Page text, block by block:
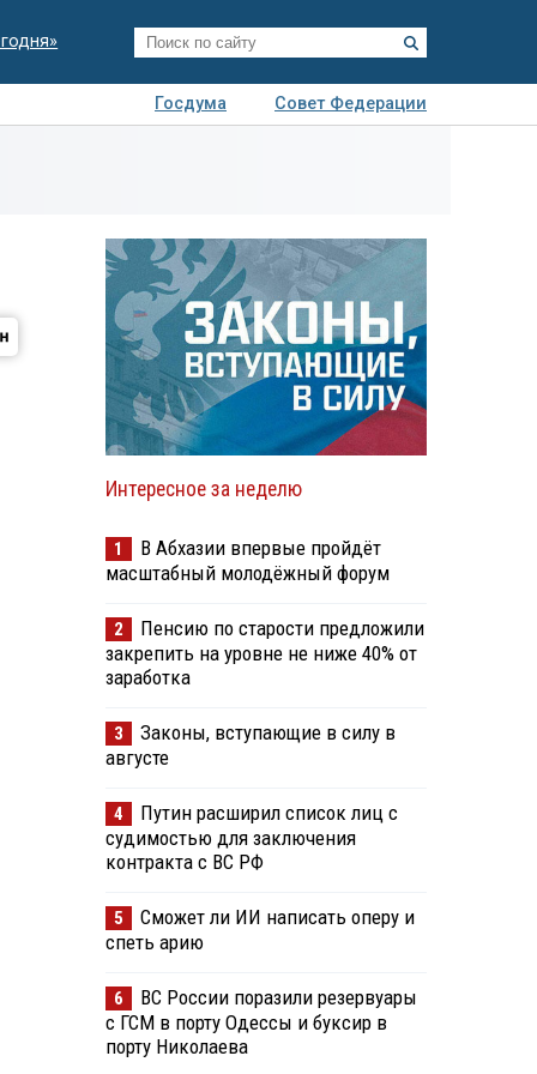
Госдума
Совет Федерации
Интересное за неделю
1
В Абхазии впервые пройдёт
масштабный молодёжный форум
2
Пенсию по старости предложили
закрепить на уровне не ниже 40% от
заработка
3
Законы, вступающие в силу в
августе
4
Путин расширил список лиц с
судимостью для заключения
контракта с ВС РФ
5
Сможет ли ИИ написать оперу и
спеть арию
6
ВС России поразили резервуары
с ГСМ в порту Одессы и буксир в
порту Николаева